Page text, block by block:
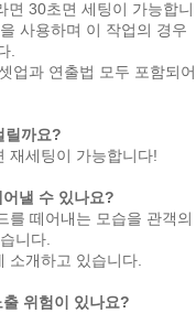
면 30초면 세팅이 가능합니
사용하며 이 작업의 경우
.
업과 연출법 모두 포함되어
릴까요?
재세팅이 가능합니다!
낼 수 있나요?
를 떼어내는 모습을 관객의
니다.
소개하고 있습니다.
위험이 있나요?